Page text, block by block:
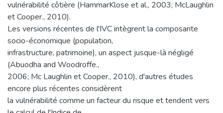
vulnérabilité côtière (HammarKlose et al., 2003; McLaughlin
et Cooper., 2010).
Les versions récentes de l'IVC intègrent la composante
socio-économique (population,
infrastructure, patrimoine), un aspect jusque-là négligé
(Abuodha and Woodroffe.,
2006; Mc Laughlin et Cooper., 2010), d'autres études
encore plus récentes considèrent
la vulnérabilité comme un facteur du risque et tendent vers